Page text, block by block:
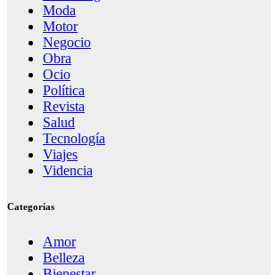
Moda
Motor
Negocio
Obra
Ocio
Política
Revista
Salud
Tecnología
Viajes
Videncia
Categorías
Amor
Belleza